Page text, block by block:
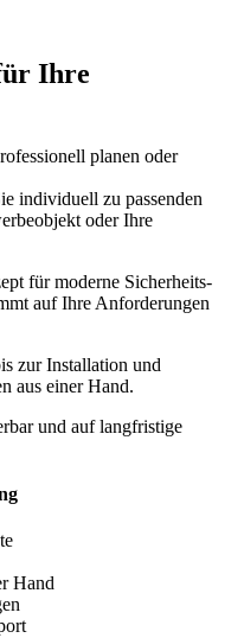
Ihre
planen oder
individuell zu passenden
oder Ihre
für moderne Sicherheits-
auf Ihre Anforderungen
zur Installation und
aus einer Hand.
und auf langfristige
Hand